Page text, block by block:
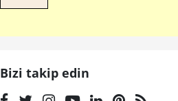
Bizi takip edin